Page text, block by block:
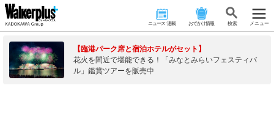
ニュース･連載 おでかけ情報 検 索 メニュー
【臨港パーク席と宿泊ホテルがセット】
花火を間近で堪能できる！「みなとみらいフェスティバ
ル」鑑賞ツアーを販売中